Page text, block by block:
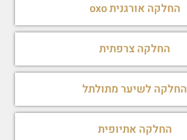
החלקה אורגנית oxo
החלקה צרפתית
החלקה לשיער מתולתל
החלקה אתיופית